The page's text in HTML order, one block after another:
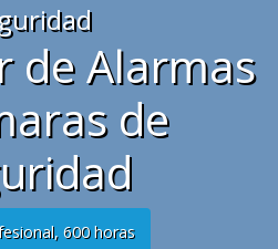
de Alarmas
de
600 horas